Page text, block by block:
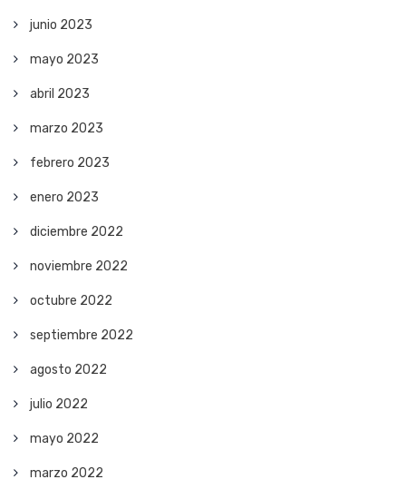
junio 2023
mayo 2023
abril 2023
marzo 2023
febrero 2023
enero 2023
diciembre 2022
noviembre 2022
octubre 2022
septiembre 2022
agosto 2022
julio 2022
mayo 2022
marzo 2022